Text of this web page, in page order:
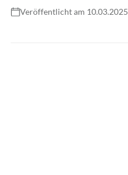
Veröffentlicht am 10.03.2025